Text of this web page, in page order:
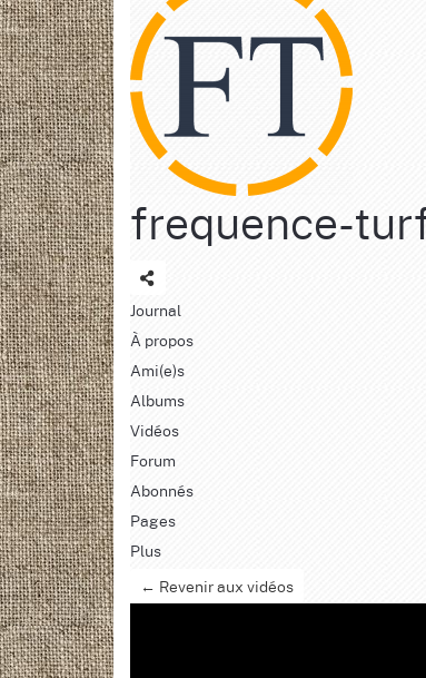
frequence-
Journal
À propos
Ami(e)s
Albums
Vidéos
Forum
Abonnés
Pages
Plus
← Revenir aux vidéos